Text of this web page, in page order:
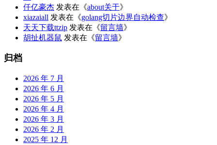
仟亿豪杰 发表在《about关于》
xiazaiall 发表在《golang切片边界自动检查》
天天下载ttzip 发表在《留言墙》
胡扯机器鼠 发表在《留言墙》
归档
2026 年 7 月
2026 年 6 月
2026 年 5 月
2026 年 4 月
2026 年 3 月
2026 年 2 月
2025 年 12 月